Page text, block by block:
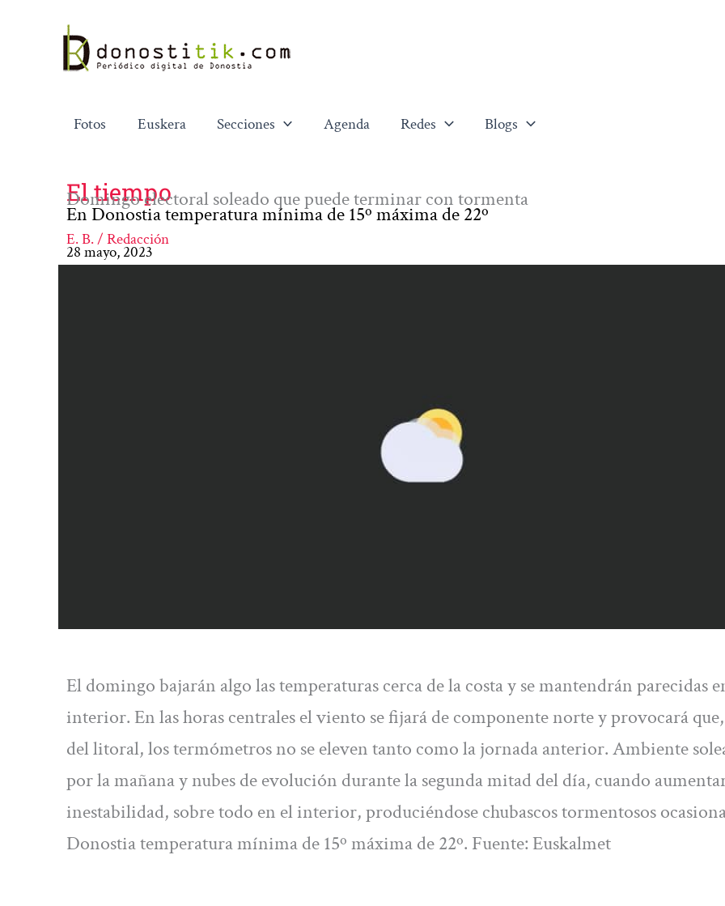
contenido
Fotos Euskera Secciones Agenda Redes Blogs
El tiempo
Domingo electoral soleado que puede terminar con tormenta
En Donostia temperatura mínima de 15º máxima de 22º
E. B. / Redacción
28 mayo, 2023
El domingo bajarán algo las temperaturas cerca de la costa y se mantendrán parecidas
interior. En las horas centrales el viento se fijará de componente norte y provocará
del litoral, los termómetros no se eleven tanto como la jornada anterior. Ambiente
por la mañana y nubes de evolución durante la segunda mitad del día, cuando
inestabilidad, sobre todo en el interior, produciéndose chubascos tormentosos
Donostia temperatura mínima de 15º máxima de 22º. Fuente: Euskalmet